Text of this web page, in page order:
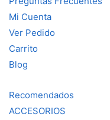
Mi Cuenta
Ver Pedido
Carrito
Blog
Recomendados
ACCESORIOS